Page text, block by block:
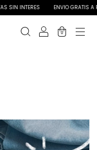
SIN INTERES ENVIO GRATIS A
0